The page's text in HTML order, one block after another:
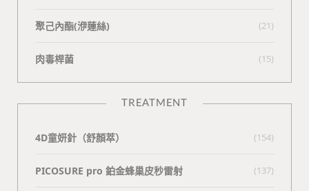
聚己內酯(洢蓮絲) (21)
肉毒桿菌 (15)
TREATMENT
4D童妍針（舒顏萃） (154)
PICOSURE pro 鉑金蜂巢皮秒雷射 (137)